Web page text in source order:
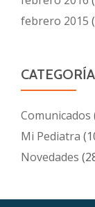
febrero 2015
Comunicados
Mi Pediatra
Novedades